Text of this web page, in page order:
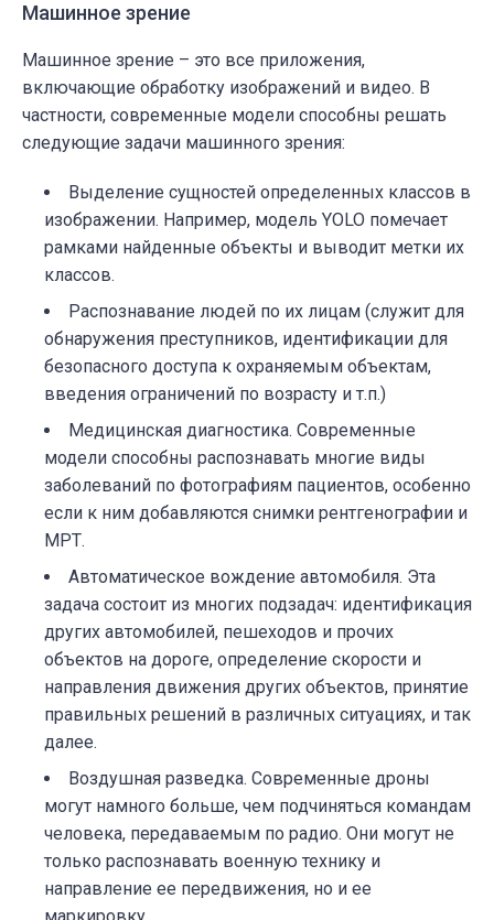
Машинное зрение
Машинное зрение – это все приложения,
включающие обработку изображений и видео. В
частности, современные модели способны решать
следующие задачи машинного зрения:
Выделение сущностей определенных классов в
изображении. Например, модель YOLO помечает
рамками найденные объекты и выводит метки их
классов.
Распознавание людей по их лицам (служит для
обнаружения преступников, идентификации для
безопасного доступа к охраняемым объектам,
введения ограничений по возрасту и т.п.)
Медицинская диагностика. Современные
модели способны распознавать многие виды
заболеваний по фотографиям пациентов, особенно
если к ним добавляются снимки рентгенографии и
МРТ.
Автоматическое вождение автомобиля. Эта
задача состоит из многих подзадач: идентификация
других автомобилей, пешеходов и прочих
объектов на дороге, определение скорости и
направления движения других объектов, принятие
правильных решений в различных ситуациях, и так
далее.
Воздушная разведка. Современные дроны
могут намного больше, чем подчиняться командам
человека, передаваемым по радио. Они могут не
только распознавать военную технику и
направление ее передвижения, но и ее